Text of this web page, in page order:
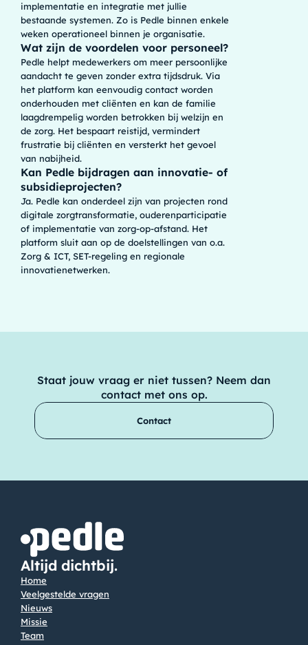
implementatie en integratie met jullie
bestaande systemen. Zo is Pedle binnen enkele
weken operationeel binnen je organisatie.
Wat zijn de voordelen voor personeel?
Pedle helpt medewerkers om meer persoonlijke
aandacht te geven zonder extra tijdsdruk. Via
het platform kan eenvoudig contact worden
onderhouden met cliënten en kan de familie
laagdrempelig worden betrokken bij welzijn en
de zorg. Het bespaart reistijd, vermindert
frustratie bij cliënten en versterkt het gevoel
van nabijheid.
Kan Pedle bijdragen aan innovatie- of
subsidieprojecten?
Ja. Pedle kan onderdeel zijn van projecten rond
digitale zorgtransformatie, ouderenparticipatie
of implementatie van zorg-op-afstand. Het
platform sluit aan op de doelstellingen van o.a.
Zorg & ICT, SET-regeling en regionale
innovatienetwerken.
Staat jouw vraag er niet tussen? Neem dan
contact met ons op.
Contact
Altijd dichtbij.
Home
Veelgestelde vragen
Nieuws
Missie
Team